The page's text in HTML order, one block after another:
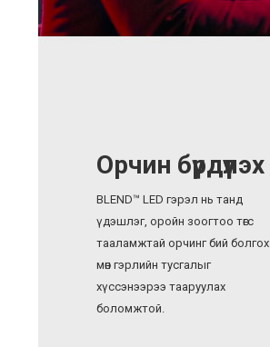
Орчин бүрдүүлэх
BLEND™ LED гэрэл нь танд
үдэшлэг, оройн зоогтоо төгс
тааламжтай орчинг бий болгох
мөн гэрлийн тусгалыг
хүссэнээрээ тааруулах
боломжтой.